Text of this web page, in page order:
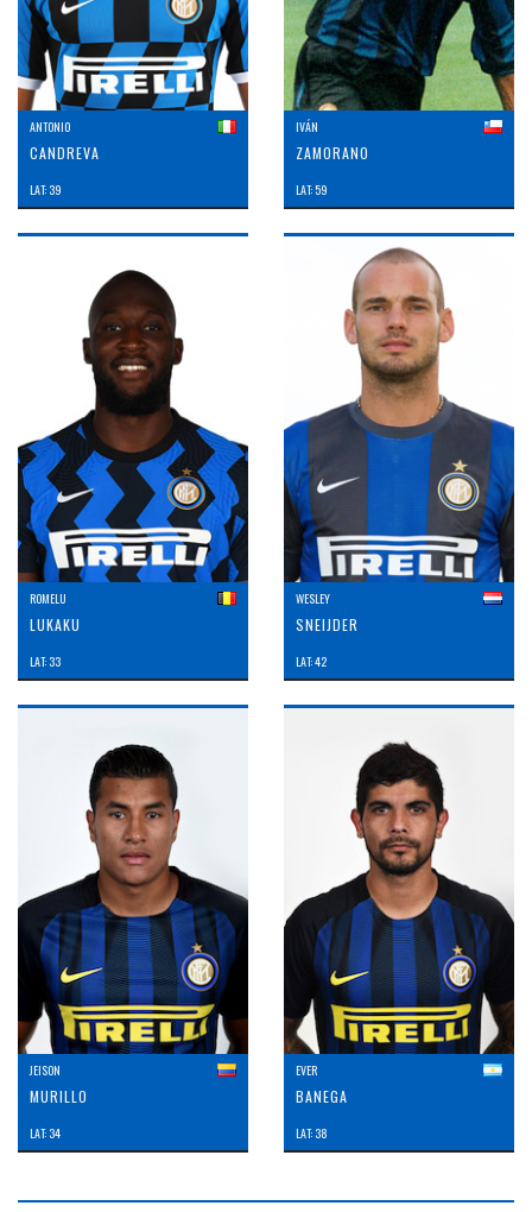
ANTONIO
CANDREVA
LAT: 39
IVÁN
ZAMORANO
LAT: 59
ROMELU
LUKAKU
LAT: 33
WESLEY
SNEIJDER
LAT: 42
JEISON
MURILLO
LAT: 34
EVER
BANEGA
LAT: 38